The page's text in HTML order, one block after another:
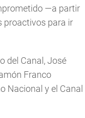
—a partir
proactivos para ir
del Canal, José
Franco
Nacional y el Canal